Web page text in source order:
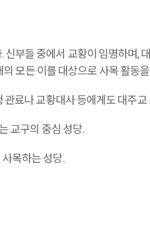
부들 중에서 교황이 임명하며,
모든 이를 대상으로 사목 활동
료나 교황대사 등에게도 대주
교구의 중심 성당.
목하는 성당.